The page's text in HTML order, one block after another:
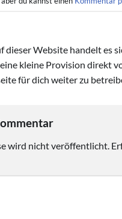
dieser Website handelt
kleine Provision direkt
für dich weiter zu
wird nicht veröffentlicht.